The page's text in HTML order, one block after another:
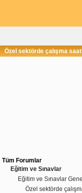
Özel sektörde çalışma
Tüm Forumlar
Eğitim ve Sınavlar
Eğitim ve Sınavlar
Özel sektörde